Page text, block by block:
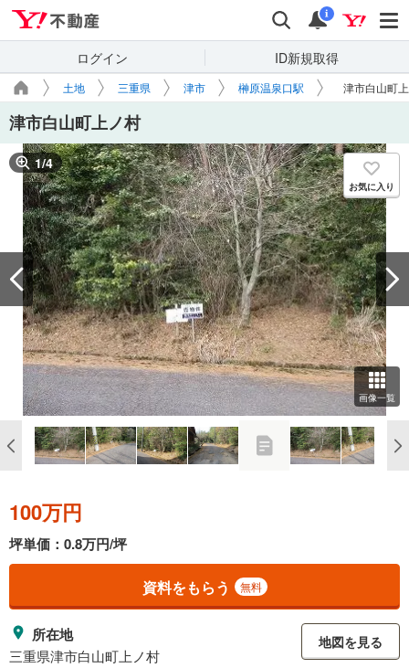
検索 通知
i
ログイン ID新規取得
土地 三重県 津市 榊原温泉口駅 津市白山町
津市白山町上ノ村
1/4
お気に入り
画像一覧
100万円
坪単価：0.8万円/坪
資料をもらう 無料
所在地
三重県津市白山町上ノ村
地図を見る